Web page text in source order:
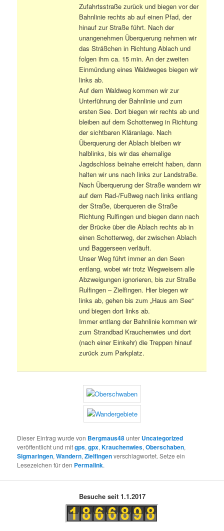
Zufahrtsstraße zurück und biegen vor der
Bahnlinie rechts ab auf einen Pfad, der
hinauf zur Straße führt. Nach der
unangenehmen Überquerung nehmen wir
das Sträßchen in Richtung Ablach und
folgen ihm ca. 15 min. An der zweiten
Einmündung eines Waldweges biegen wir
links ab.
Auf dem Waldweg kommen wir zur
Unterführung der Bahnlinie und zum
ersten See. Dort biegen wir rechts ab und
bleiben auf dem Schotterweg in Richtung
der sichtbaren Kläranlage. Nach
Überquerung der Ablach bleiben wir
halblinks, bis wir das ehemalige
Jagdschloss beinahe erreicht haben, dann
halten wir uns nach links zur Landstraße.
Nach Überquerung der Straße wandern wir
auf dem Rad-/Fußweg nach links entlang
der Straße, überqueren die Straße
Richtung Rulfingen und biegen dann nach
der Brücke über die Ablach rechts ab in
einen Schotterweg, der zwischen Ablach
und Baggerseen verläuft.
Unser Weg führt immer an den Seen
entlang, wobei wir trotz Wegweisern alle
Abzweigungen ignorieren, bis zur Straße
Rulfingen – Zielfingen. Hier biegen wir
links ab, gehen bis zum „Haus am See“
und biegen dort links ab.
Immer entlang der Bahnlinie kommen wir
zum Strandbad Krauchenwies und dort
(nach einer Einkehr) die Treppen hinauf
zurück zum Parkplatz.
Dieser Eintrag wurde von Bergmaus48unter Uncategorized
veröffentlicht und mitgps,gpx,Krauchenwies,Oberschaben,
Sigmaringen,Wandern,Zielfingenverschlagwortet. Setze ein
Lesezeichen für den Permalink.
Besuche seit 1.1.2017